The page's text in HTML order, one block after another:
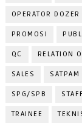
OPERATOR DOZER
PROMOSI
QC RELATION
SALES SATPAM
SPG/SPB STAFF
TRAINEE